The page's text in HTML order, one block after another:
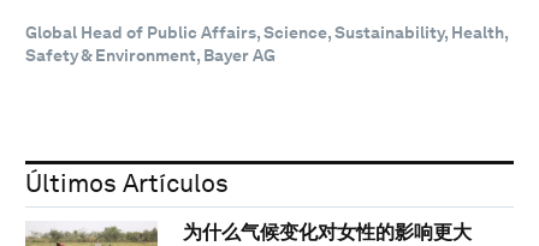
Global Head of Public Affairs, Science, Sustainability, Health,
Safety & Environment, Bayer AG
Últimos Artículos
为什么气候变化对女性的影响更大